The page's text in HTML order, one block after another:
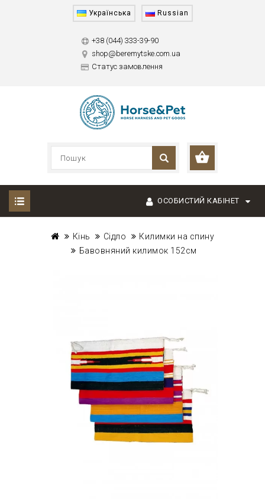
Українська Russian
+38 (044) 333-39-90
shop@beremytske.com.ua
Статус замовлення
ОСОБИСТИЙ КАБІНЕТ
Кінь Сідло
Килимки на спину
Бавовняний килимок 152см